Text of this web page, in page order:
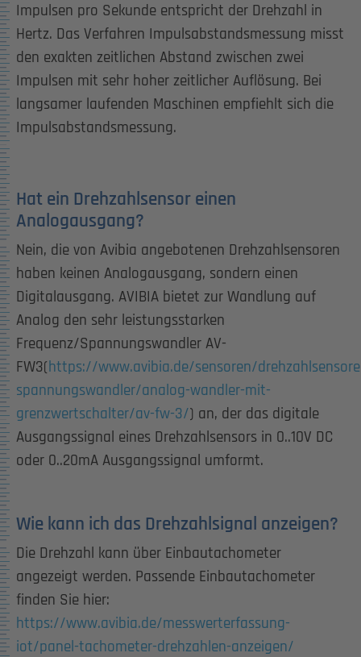
Impulsen pro Sekunde entspricht der Drehzahl in
Hertz. Das Verfahren Impulsabstandsmessung misst
den exakten zeitlichen Abstand zwischen zwei
Impulsen mit sehr hoher zeitlicher Auflösung. Bei
langsamer laufenden Maschinen empfiehlt sich die
Impulsabstandsmessung.
Hat ein Drehzahlsensor einen
Analogausgang?
Nein, die von Avibia angebotenen Drehzahlsensoren
haben keinen Analogausgang, sondern einen
Digitalausgang. AVIBIA bietet zur Wandlung auf
Analog den sehr leistungsstarken
Frequenz/Spannungswandler AV-
FW3(https://www.avibia.de/sensoren/
spannungswandler/analog-wandler-mit-
grenzwertschalter/av-fw-3/) an, der das digitale
Ausgangssignal eines Drehzahlsensors in 0..10V DC
oder 0..20mA Ausgangssignal umformt.
Wie kann ich das Drehzahlsignal anzeigen?
Die Drehzahl kann über Einbautachometer
angezeigt werden. Passende Einbautachometer
finden Sie hier:
https://www.avibia.de/messwerterfassung-
iot/panel-tachometer-drehzahlen-anzeigen/